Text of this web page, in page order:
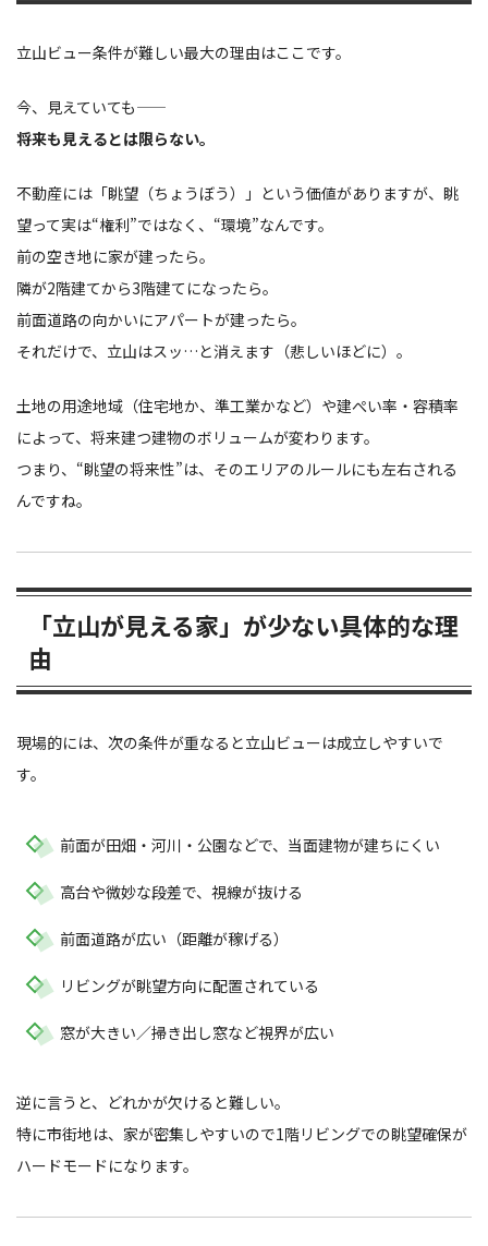
立山ビュー条件が難しい最大の理由はここです。
今、見えていても――
将来も見えるとは限らない。
不動産には「眺望（ちょうぼう）」という価値がありますが、眺
望って実は“権利”ではなく、“環境”なんです。
前の空き地に家が建ったら。
隣が2階建てから3階建てになったら。
前面道路の向かいにアパートが建ったら。
それだけで、立山はスッ…と消えます（悲しいほどに）。
土地の用途地域（住宅地か、準工業かなど）や建ぺい率・容積率
によって、将来建つ建物のボリュームが変わります。
つまり、“眺望の将来性”は、そのエリアのルールにも左右される
んですね。
「立山が見える家」が少ない具体的な理
由
現場的には、次の条件が重なると立山ビューは成立しやすいで
す。
前面が田畑・河川・公園などで、当面建物が建ちにくい
高台や微妙な段差で、視線が抜ける
前面道路が広い（距離が稼げる）
リビングが眺望方向に配置されている
窓が大きい／掃き出し窓など視界が広い
逆に言うと、どれかが欠けると難しい。
特に市街地は、家が密集しやすいので1階リビングでの眺望確保が
ハードモードになります。